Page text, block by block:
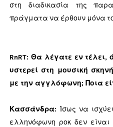
στη διαδικασία της
πράγματα να έρθουν μόνα
RnRT: Θα λέγατε εν
υστερεί στη μουσική
με την αγγλόφωνη; Ποια
Κασσάνδρα: Ίσως να
ελληνόφωνη ροκ δεν